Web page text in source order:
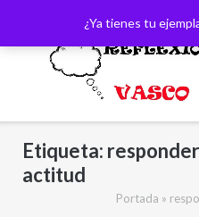
¿Ya tienes tu
contenido
Etiqueta:
actitud
Portada »